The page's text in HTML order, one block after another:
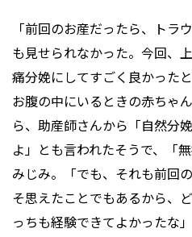
「前回のお産だったら、トラ
も見せられなかった。今回、
痛分娩にしてすごく良かった
お腹の中にいるときの赤ちゃ
ら、助産師さんから「自然分
よ」とも言われたそうで、「
みじみ。「でも、それも前回
そ思えたことでもあるから、
っちも経験できてよかったな